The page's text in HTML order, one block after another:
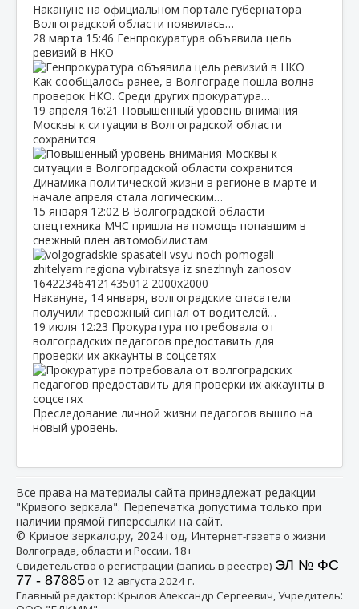
Накануне на официальном портале губернатора
Волгоградской области появилась…
28 марта 15:46 Генпрокуратура объявила цель
ревизий в НКО
Как сообщалось ранее, в Волгограде пошла волна
проверок НКО. Среди других прокуратура…
19 апреля 16:21 Повышенный уровень внимания
Москвы к ситуации в Волгоградской области
сохранится
Динамика политической жизни в регионе в марте и
начале апреля стала логическим…
15 января 12:02 В Волгоградской области
спецтехника МЧС пришла на помощь попавшим в
снежный плен автомобилистам
Накануне, 14 января, волгоградские спасатели
получили тревожный сигнал от водителей…
19 июля 12:23 Прокуратура потребовала от
волгоградских педагогов предоставить для
проверки их аккаунты в соцсетях
Преследование личной жизни педагогов вышло на
новый уровень.
Все права на материалы сайта принадлежат редакции
"Кривого зеркала". Перепечатка допустима только при
наличии прямой гиперссылки на сайт.
© Кривое зеркало.ру, 2024 год, Интернет-газета о жизни
Волгограда, области и России. 18+
Свидетельство о регистрации (запись в реестре) ЭЛ № ФС
77 - 87885от 12 августа 2024 г.
Главный редактор: Крылов Александр Сергеевич, Учредитель: